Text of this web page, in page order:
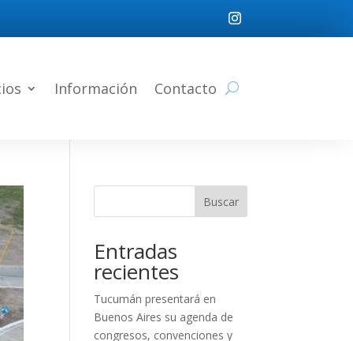
Información Contacto
Buscar
Entradas
recientes
Tucumán presentará en
Buenos Aires su agenda de
congresos, convenciones y